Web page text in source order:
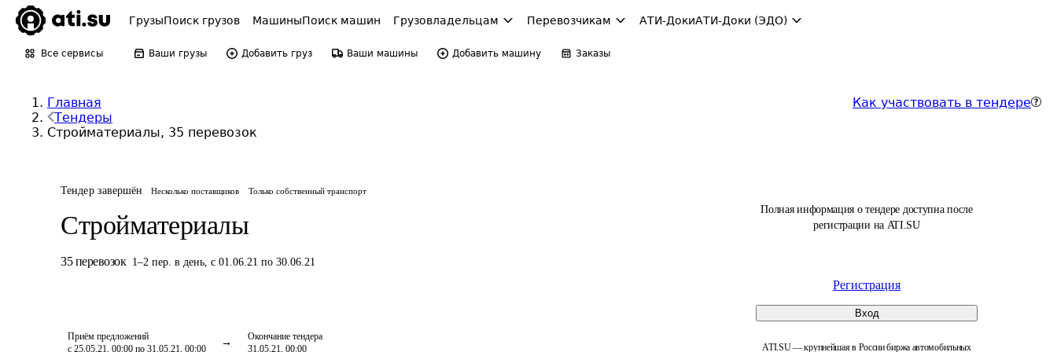
ГрузыПоиск грузов МашиныПоиск машин Грузовладельцам Перевозчикам АТИ-ДокиАТИ-Доки (ЭДО)
Все сервисы Ваши грузы Добавить груз Ваши машины Добавить машину Заказы
Главная
Тендеры
Стройматериалы, 35 перевозок
Как участвовать в тендере
Тендер завершён Несколько поставщиков Только собственный транспорт
Стройматериалы
35 перевозок 1–2 пер. в день, с 01.06.21 по 30.06.21
Приём предложений
с 25.05.21, 00:00 по 31.05.21, 00:00
Окончание тендера
31.05.21, 00:00
Полная информация о тендере доступна после
регистрации на ATI.SU
Регистрация
Вход
ATI.SU — крупнейшая в России биржа автомобильных